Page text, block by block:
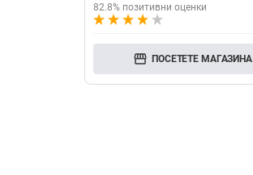
82.8% позитивни оценки
storefront ПОСЕТЕТЕ МАГАЗИНА